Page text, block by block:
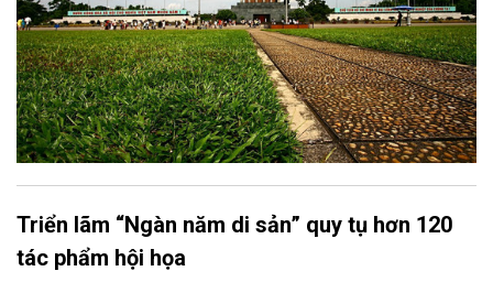
Triển lãm “Ngàn năm di sản” quy tụ hơn 120
tác phẩm hội họa